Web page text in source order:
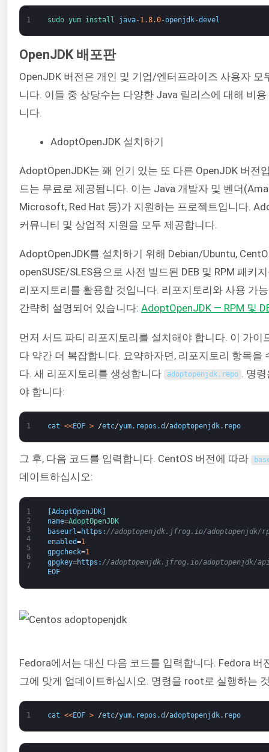
1 sudo yum install java-1.8.0-openjdk-devel
OpenJDK 배포판
OpenJDK 버전은 개인 및 기업/엔터프라이즈 사용자 모
니다. 이들 중 상당수는 다양한 Java 릴리스에 대해 비
니다.
AdoptOpenJDK 설치하기
AdoptOpenJDK는 꽤 인기 있는 또 다른 OpenJDK 버전
드는 무료로 제공됩니다. 이는 Java 개발자 및 벤더
Microsoft, Red Hat 등)가 지원하는 프로젝트입니다.
커뮤니티 및 상업적 지원을 모두 제공합니다.
AdoptOpenJDK를 설치하기 위해 Debian/Ubuntu,
openSUSE/SLES용으로 사전 빌드된 DEB 및 RPM 패키
리포지토리를 활용할 것입니다. 리포지토리와 사용 가
간략히 설명되어 있습니다: AdoptOpenJDK — RPM 및
먼저 서드 파티 리포지토리를 설치해야 합니다. 이 가이
다 약간 더 복잡합니다. 요약하자면, 리포지토리 항목을
다. 새 리포지토리를 생성합니다
adoptopenjdk. repo . 명
야 합니다:
1 cat <<EOF > /etc/yum. repos .d /adoptopenjdk. repo
그 후, 다음 코드를 입력합니다. CentOS 버전에 따라
데이트하십시오:
1
2
3
4
5
6
7
[AdoptOpenJDK]
name=AdoptOpenJDK
baseurl=https : //adoptopenjdk.jfrog.io/adoptopenjdk/
enabled=1
gpgcheck=1
gpgkey=https : //adoptopenjdk.jfrog.io/adoptopenjdk/
EOF
Fedora에서는 대신 다음 코드를 입력합니다. Fedora 버
그에 맞게 업데이트하십시오. 명령을 root로 실행하는
1 cat <<EOF > /etc/yum. repos .d /adoptopenjdk. repo